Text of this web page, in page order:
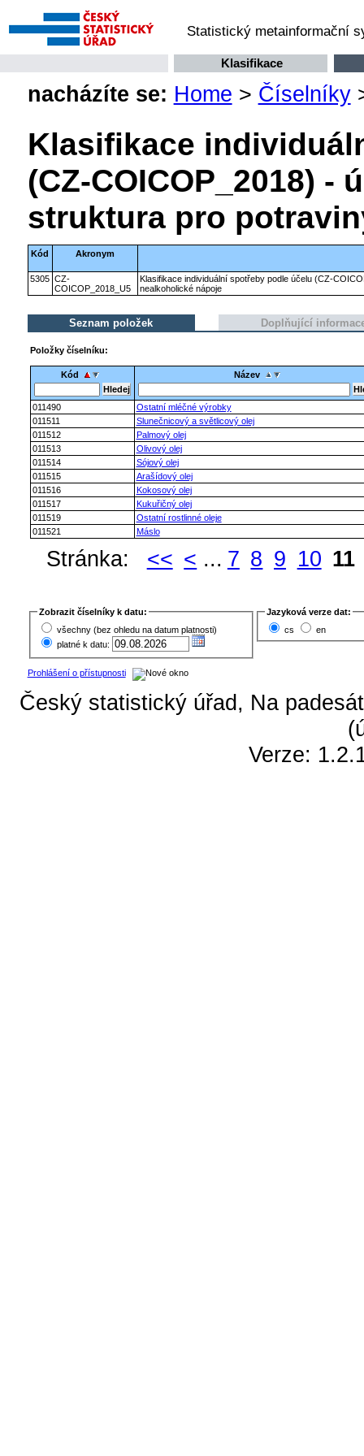
Statistický metainformační
Klasifikace
nacházíte se: Home > Číselníky
Klasifikace
(CZ-COICOP_2018) -
struktura pro
Kód Akronym
5305 CZ-
COICOP_2018_U5
Klasifikace individuální spotřeby podle účelu (CZ-
nealkoholické nápoje
Seznam položek Doplňující
Položky číselníku:
Kód Název
011490
Ostatní mléčné výrobky
011511
Slunečnicový a světlicový olej
011512
Palmový olej
011513
Olivový olej
011514
Sójový olej
011515
Arašídový olej
011516
Kokosový olej
011517
Kukuřičný olej
011519
Ostatní rostlinné oleje
011521
Máslo
Stránka: << < ... 7 8 9 10 11
Zobrazit číselníky k datu:
všechny (bez ohledu na datum platnosti)
platné k datu:
Jazyková verze dat:
cs
en
Prohlášení o přístupnosti
Český statistický úřad, Na
Verze: